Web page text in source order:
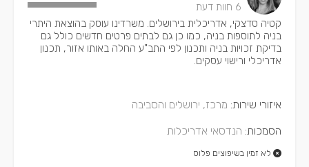
6 חוות דעת
קטיה סדצקי, אדריכלית בירושלים. משרדינו עוסק בהוצאת היתרי
בניה לתוספות בניה, כמו כן גם לבתים פרטים חדשים כולל גם
בדיקת זכויות בניה ותכנון לפי התב"ע החלה באותו אזור, תכנון
אדריכלי ורישוי עסקים.
איזורי שירות: מרכז, ירושלים והסביבה
הסמכות: הנדסאי אדריכלות
לא זמין בשיפוצים פלוס